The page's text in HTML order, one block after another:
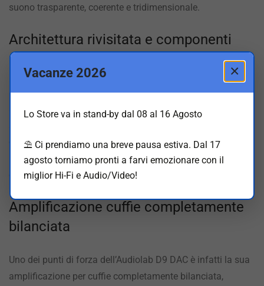
suono trasparente, coerente e tridimensionale.
Architettura rivisitata e componenti
premium
Rispetto ai modelli inferiori della gammaAudiolab, il D9
adotta un layout circuitale completamente rivisitato, con
componenti premium e un trattamento del segnale che
punta a massimizzare la fedeltà musicale, senza introdurre
colorazioni artificiali.
Amplificazione cuffie completamente
bilanciata
Uno dei punti di forza dell’Audiolab D9 DAC è infatti la sua
amplificazione per cuffie completamente bilanciata,
×
Vacanze 2026
Lo Store va in stand-by dal 08 al 16 Agosto
⛱️ Ci prendiamo una breve pausa estiva. Dal 17
agosto torniamo pronti a farvi emozionare con il
miglior Hi-Fi e Audio/Video!